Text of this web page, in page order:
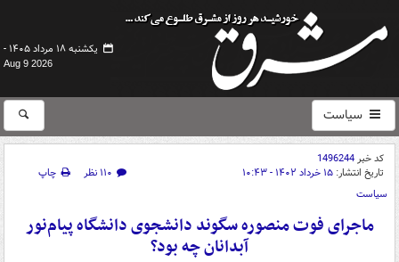
یکشنبه ۱۸ مرداد ۱۴۰۵ -
Aug 9 2026
سیاست
کد خبر1496244
تاریخ انتشار: ۱۵ خرداد ۱۴۰۲ - ۱۰:۴۳ ۱۱۰ نظر
چاپ
سیاست
ماجرای فوت منصوره سگوند دانشجوی دانشگاه پیام‌نور
آبدانان چه بود؟